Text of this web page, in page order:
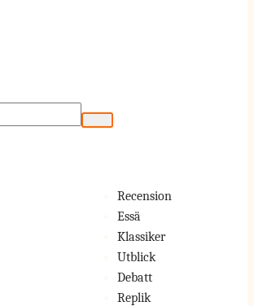
Recension
Essä
Klassiker
Utblick
Debatt
Replik